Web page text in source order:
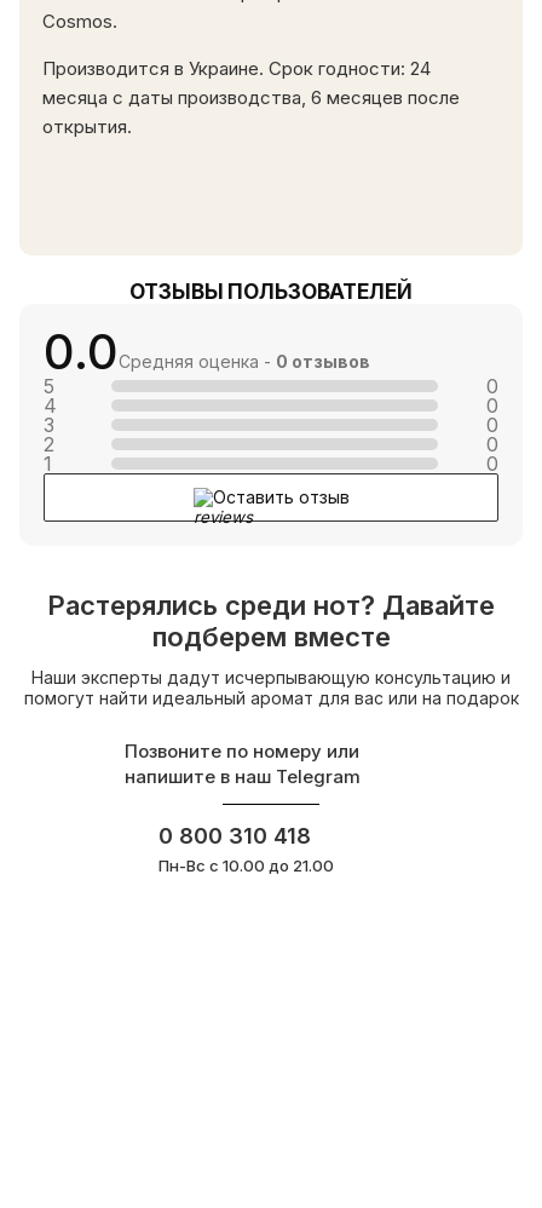
Cosmos.
Производится в Украине. Срок годности: 24
месяца с даты производства, 6 месяцев после
открытия.
ОТЗЫВЫ ПОЛЬЗОВАТЕЛЕЙ
0.0Средняя оценка - 0 отзывов
5
0
4
0
3
0
2
0
1
0
Оставить отзыв
Растерялись среди нот? Давайте
подберем вместе
Наши эксперты дадут исчерпывающую консультацию и
помогут найти идеальный аромат для вас или на подарок
Позвоните по номеру или
напишите в наш Telegram
0 800 310 418
Пн-Вс с 10.00 до 21.00